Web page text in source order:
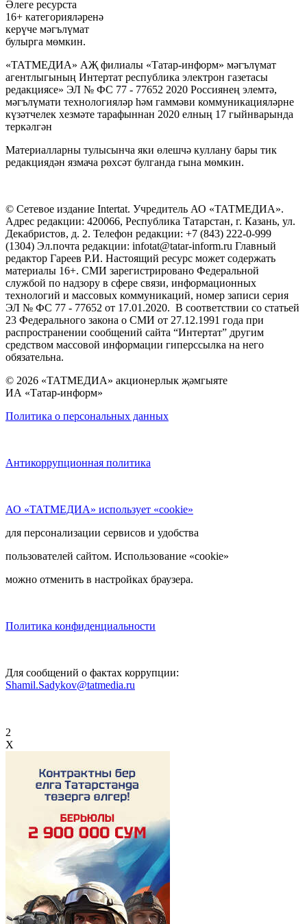
Әлеге ресурста
16+ категорияләренә
керүче мәгълүмат
булырга мөмкин.
«ТАТМЕДИА» АҖ филиалы «Татар-информ» мәгълүмат
агентлыгының Интертат республика электрон газетасы
редакциясе» ЭЛ № ФС 77 - 77652 2020 Россиянең элемтә,
мәгълүмати технологияләр һәм гаммәви коммуникацияләрне
күзәтчелек хезмәте тарафыннан 2020 елның 17 гыйнварында
теркәлгән
Материалларны тулысынча яки өлешчә куллану бары тик
редакциядән язмача рөхсәт булганда гына мөмкин.
© Сетевое издание Intertat. Учредитель АО «ТАТМЕДИА».
Адрес редакции: 420066, Республика Татарстан, г. Казань, ул.
Декабристов, д. 2. Телефон редакции: +7 (843) 222-0-999
(1304) Эл.почта редакции: infotat@tatar-inform.ru Главный
редактор Гареев Р.И. Настоящий ресурс может содержать
материалы 16+. СМИ зарегистрировано Федеральной
службой по надзору в сфере связи, информационных
технологий и массовых коммуникаций, номер записи серия
ЭЛ № ФС 77 - 77652 от 17.01.2020. В соответствии со статьей
23 Федерального закона о СМИ от 27.12.1991 года при
распространении сообщений сайта “Интертат” другим
средством массовой информации гиперссылка на него
обязательна.
© 2026 «ТАТМЕДИА» акционерлык җәмгыяте
ИА «Татар-информ»
Политика о персональных данных
Антикоррупционная политика
АО «ТАТМЕДИА» использует «cookie»
для персонализации сервисов и удобства
пользователей сайтом. Использование «cookie»
можно отменить в настройках браузера.
Политика конфиденциальности
Для сообщений о фактах коррупции:
Shamil.Sadykov@tatmedia.ru
2
X